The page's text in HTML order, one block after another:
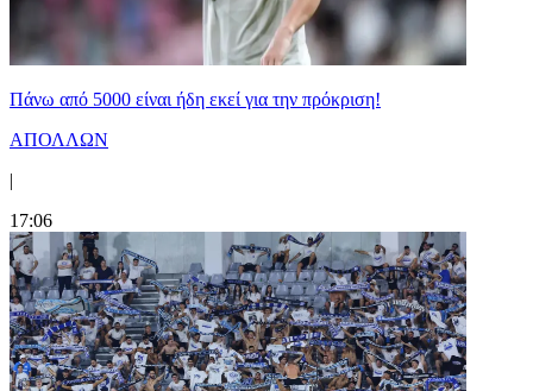
Πάνω από 5000 είναι ήδη εκεί για την πρόκριση!
ΑΠΟΛΛΩΝ
|
17:06